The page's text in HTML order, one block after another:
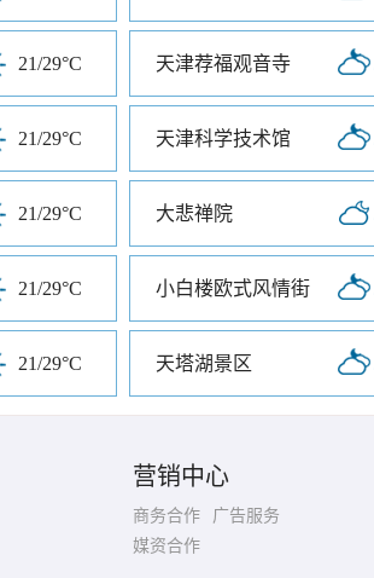
21/29°C 天津荐福观音寺
21/29°C 天津科学技术馆
21/29°C 大悲禅院
21/29°C 小白楼欧式风情街
21/29°C 天塔湖景区
营销中心
商务合作
广告服务
媒资合作